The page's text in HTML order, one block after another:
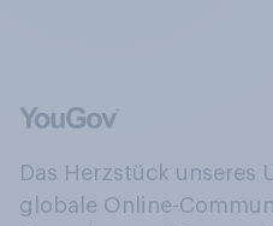
Das Herzstück unseres
globale Online-